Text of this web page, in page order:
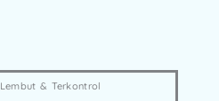
& Terkontrol